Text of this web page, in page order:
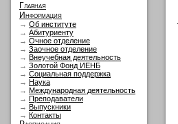
Главная
Информация
→ Об институте
→ Абитуриенту
→ Очное отделение
→ Заочное отделение
→ Внеучебная деятельность
→ Золотой Фонд ИЕНБ
→ Социальная поддержка
→ Наука
→ Международная деятельность
→ Преподаватели
→ Выпускники
→ Контакты